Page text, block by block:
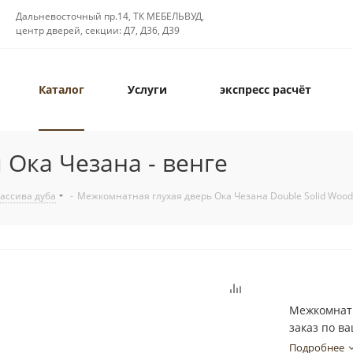
Дальневосточный пр.14, ТК МЕБЕЛЬВУД,
центр дверей, секции: Д7, Д36, Д39
Каталог Услуги экспресс расчёт
Чезана - венге
дуба - Межкомнатная глухая дверь Ока Чезана Double Solid Wood
заказ по
Подробнее